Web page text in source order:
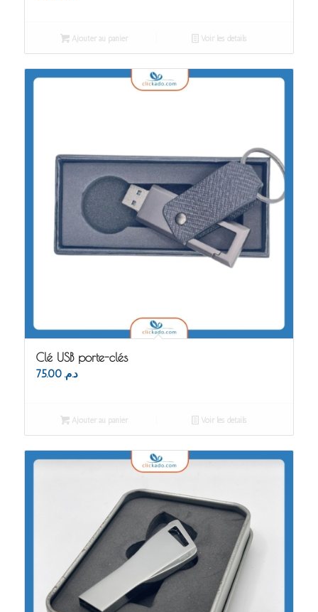
Ajouter au panier Voir les détails
Clé USB porte-clés
د.م. 75.00
Ajouter au panier Voir les détails